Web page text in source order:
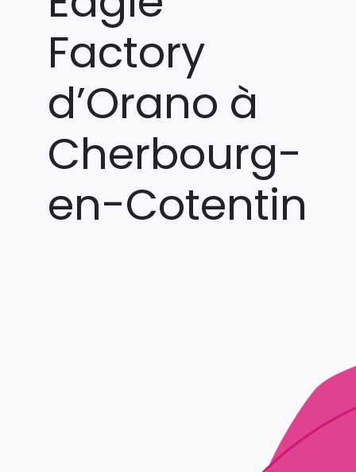
Factory
d’Orano à
Cherbourg-
en-Cotentin